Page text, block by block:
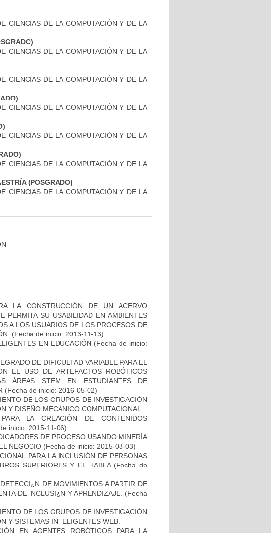
CIENCIAS DE LA COMPUTACIÓN Y DE LA
CIENCIAS DE LA COMPUTACIÓN Y DE LA
CIENCIAS DE LA COMPUTACIÓN Y DE LA
CIENCIAS DE LA COMPUTACIÓN Y DE LA
CIENCIAS DE LA COMPUTACIÓN Y DE LA
CIENCIAS DE LA COMPUTACIÓN Y DE LA
(POSGRADO)
CIENCIAS DE LA COMPUTACIÓN Y DE LA
LA CONSTRUCCIÓN DE UN ACERVO
PERMITA SU USABILIDAD EN AMBIENTES
A LOS USUARIOS DE LOS PROCESOS DE
(Fecha de inicio: 2013-11-13)
EN EDUCACIÓN (Fecha de inicio:
DE DIFICULTAD VARIABLE PARA EL
EL USO DE ARTEFACTOS ROBÓTICOS
ÁREAS STEM EN ESTUDIANTES DE
(Fecha de inicio: 2016-05-02)
DE LOS GRUPOS DE INVESTIGACIÓN
Y DISEÑO MECÁNICO COMPUTACIONAL
LA CREACIÓN DE CONTENIDOS
inicio: 2015-11-06)
DE PROCESO USANDO MINERÍA
NEGOCIO (Fecha de inicio: 2015-08-03)
PARA LA INCLUSIÓN DE PERSONAS
SUPERIORES Y EL HABLA(Fecha de
DE MOVIMIENTOS A PARTIR DE
DE INCLUSI¿N Y APRENDIZAJE.
(Fecha
DE LOS GRUPOS DE INVESTIGACIÓN
Y SISTEMAS INTELIGENTES WEB.
EN AGENTES ROBÓTICOS PARA LA